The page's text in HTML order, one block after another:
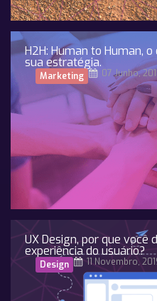
H2H: Human to Human,
sua estratégia.
Marketing 07 Junho,
UX Design, por que você
experiência do usuário?
Design 11 Novembro,